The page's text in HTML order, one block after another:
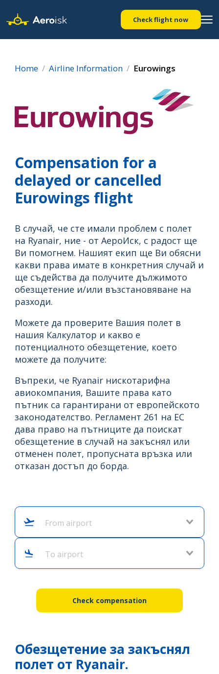
Check flight now
Home Airline Information Eurowings
Compensation for a
delayed or cancelled
Eurowings flight
В случай, че сте имали проблем с полет
на Ryanair, ние - от АероИск, с радост ще
Ви помогнем. Нашият екип ще Ви обясни
какви права имате в конкретния случай и
ще съдейства да получите дължимото
обезщетение и/или възстановяване на
разходи.
Можете да проверите Вашия полет в
нашия Калкулатор и какво е
потенциалното обезщетение, което
можете да получите:
Въпреки, че Ryanair нискотарифна
авиокомпания, Вашите права като
пътник са гарантирани от европейското
законодателство. Регламент 261 на ЕС
дава право на пътниците да поискат
обезщетение в случай на закъснял или
отменен полет, пропусната връзка или
отказан достъп до борда.
From airport
To airport
Check compensation
Обезщетение за закъснял
полет от Ryanair.